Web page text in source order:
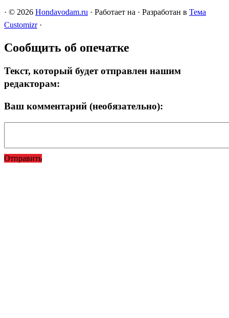
· © 2026 Hondavodam.ru · Работает на · Разработан в Тема
Customizr ·
Сообщить об опечатке
Текст, который будет отправлен нашим
редакторам:
Ваш комментарий (необязательно):
Отправить